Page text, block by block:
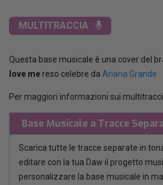
MULTITRACCIA
Questa base musicale è una cover del
love me reso celebre da Ariana Grande
Per maggiori informazioni sui
Base Musicale a Tracce
Scarica tutte le tracce separate in
editare con la tua Daw il progetto
personalizzare la base musicale in